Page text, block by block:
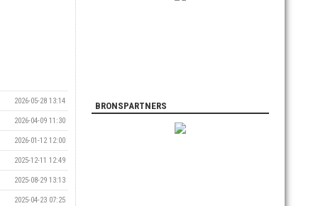
2026-05-28 13:14
2026-04-09 11:30
2026-01-12 12:00
2025-12-11 12:49
2025-08-29 13:13
2025-04-23 07:25
BRONSPARTNERS